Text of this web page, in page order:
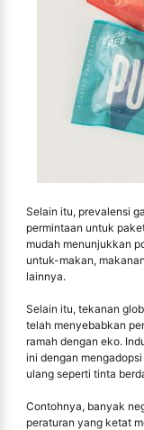
Selain itu, prevalensi
permintaan untuk
mudah menunjukkan
untuk-makan,
lainnya.
Selain itu, tekanan
telah menyebabkan
ramah dengan eko.
ini dengan
ulang seperti tinta
Contohnya, banyak
peraturan yang ketat